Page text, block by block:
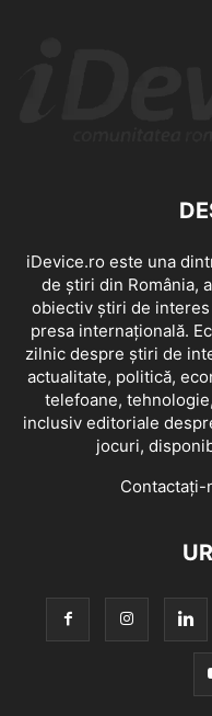
iDevice.ro este una
de știri din România,
obiectiv știri de interes
presa internațională.
zilnic despre știri de
actualitate, politică,
telefoane,
inclusiv editoriale
jocuri,
Contactați-